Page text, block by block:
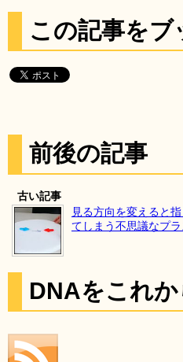
この記事をブ
前後の記事
古い記事
見る方向を変えると
てしまう不思議なプ
DNAをこれ